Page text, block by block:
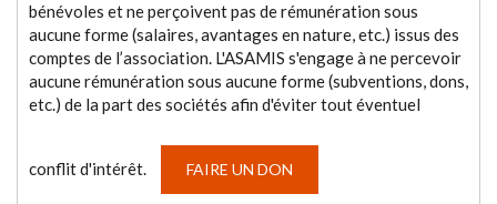
bénévoles et ne perçoivent pas de rémunération sous
aucune forme (salaires, avantages en nature, etc.) issus des
comptes de l’association. L'ASAMIS s'engage à ne percevoir
aucune rémunération sous aucune forme (subventions, dons,
etc.) de la part des sociétés afin d'éviter tout éventuel
conflit d'intérêt. FAIRE UN DON